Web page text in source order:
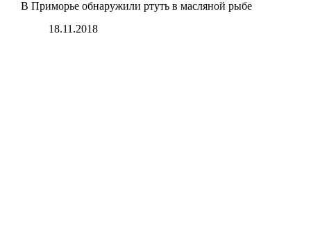
В Приморье обнаружили ртуть в масляной рыбе
18.11.2018